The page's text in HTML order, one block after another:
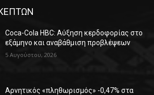
Coca-Cola HBC: Αύξηση κερδοφορίας στο
εξάμηνο και αναβάθμιση προβλέψεων
5 Αυγούστου, 2026
Αρνητικός «πληθωρισμός» -0,47% στα